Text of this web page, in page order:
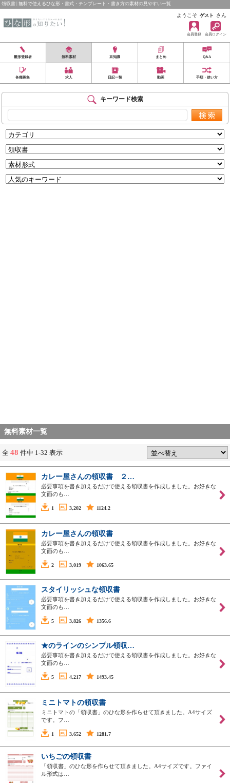
領収書 | 無料で使えるひな形・書式・テンプレート・書き方の素材の見やすい一覧
ようこそ ゲスト さん
会員登録 会員ログイン
雛形登録者 無料素材 豆知識 まとめ Q&A
各種募集 求人 日記一覧 動画 手順・使い方
キーワード検索
無料素材一覧
全 48 件中 1-32 表示
カレー屋さんの領収書 ２…
必要事項を書き加えるだけで使える領収書を作成しました。お好きな
文面のも…
1 3,202 1124.2
カレー屋さんの領収書
必要事項を書き加えるだけで使える領収書を作成しました。お好きな
文面のも…
2 3,019 1063.65
スタイリッシュな領収書
必要事項を書き加えるだけで使える領収書を作成しました。お好きな
文面のも…
5 3,826 1356.6
★のラインのシンプル領収…
必要事項を書き加えるだけで使える領収書を作成しました。お好きな
文面のも…
5 4,217 1493.45
ミニトマトの領収書
ミニトマトの「領収書」のひな形を作らせて頂きました。A4サイズ
です。フ…
1 3,652 1281.7
いちごの領収書
「領収書」のひな形を作らせて頂きました。A4サイズです。ファイ
ル形式は…